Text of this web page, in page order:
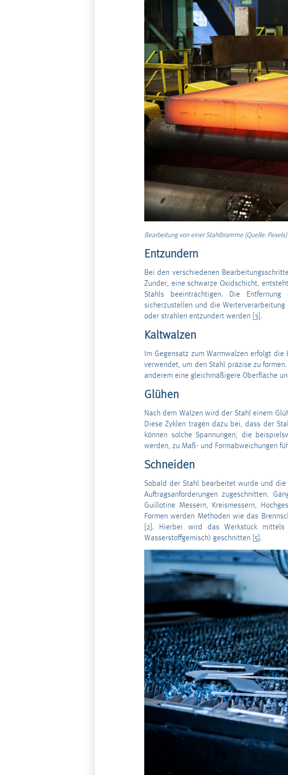
Bearbeitung von einer Stahlbramme (Quelle: Pexels)
Entzundern
Bei den verschiedenen
Zunder, eine schwarze Oxidschicht,
Stahls beeinträchtigen. Die
sicherzustellen und die
oder strahlen entzundert werden [3].
Kaltwalzen
Im Gegensatz zum Warmwalzen erfolgt
verwendet, um den Stahl präzise zu
anderem eine gleichmäßigere Oberfläche
Glühen
Nach dem Walzen wird der Stahl einem
Diese Zyklen tragen dazu bei, dass der
können solche Spannungen, die
werden, zu Maß- und Formabweichungen
Schneiden
Sobald der Stahl bearbeitet wurde und
Auftragsanforderungen zugeschnitten.
Guillotine Messern, Kreismessern,
Formen werden Methoden wie das
[2]. Hierbei wird das Werkstück mittels
Wasserstoffgemisch) geschnitten [5].